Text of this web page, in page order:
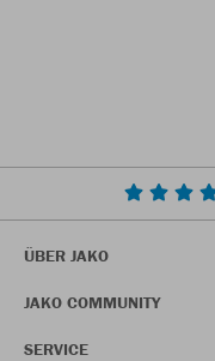
ÜBER JAKO
JAKO COMMUNITY
SERVICE